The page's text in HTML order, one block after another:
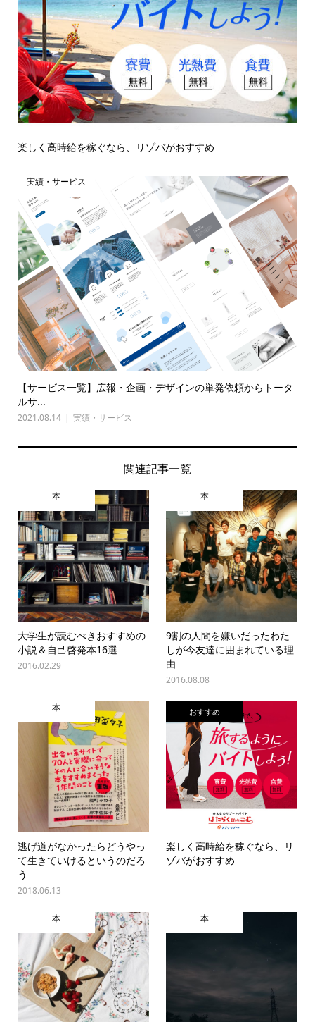
楽しく高時給を稼ぐなら、リゾバがおすすめ
実績・サービス
【サービス一覧】広報・企画・デザインの単発依頼からトータ
ルサ...
2021.08.14 実績・サービス
関連記事一覧
本
大学生が読むべきおすすめの
小説＆自己啓発本16選
2016.02.29
本
9割の人間を嫌いだったわた
しが今友達に囲まれている理
由
2016.08.08
本
逃げ道がなかったらどうやっ
て生きていけるというのだろ
う
2018.06.13
おすすめ
楽しく高時給を稼ぐなら、リ
ゾバがおすすめ
本 本